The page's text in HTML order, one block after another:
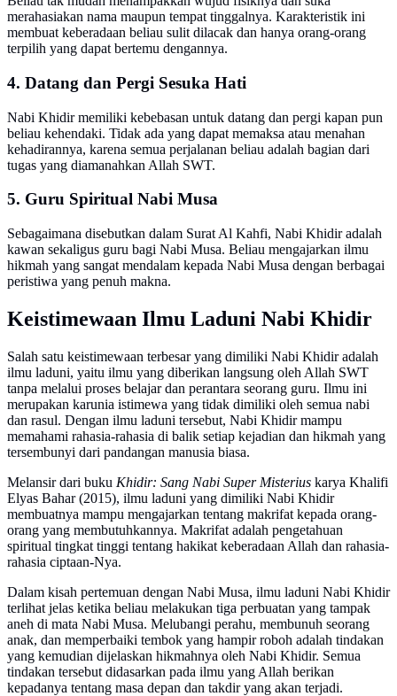
merahasiakan nama maupun tempat tinggalnya. Karakteristik ini
membuat keberadaan beliau sulit dilacak dan hanya orang-orang
terpilih yang dapat bertemu dengannya.
4. Datang dan Pergi Sesuka Hati
Nabi Khidir memiliki kebebasan untuk datang dan pergi kapan pun
beliau kehendaki. Tidak ada yang dapat memaksa atau menahan
kehadirannya, karena semua perjalanan beliau adalah bagian dari
tugas yang diamanahkan Allah SWT.
5. Guru Spiritual Nabi Musa
Sebagaimana disebutkan dalam Surat Al Kahfi, Nabi Khidir adalah
kawan sekaligus guru bagi Nabi Musa. Beliau mengajarkan ilmu
hikmah yang sangat mendalam kepada Nabi Musa dengan berbagai
peristiwa yang penuh makna.
Keistimewaan Ilmu Laduni Nabi Khidir
Salah satu keistimewaan terbesar yang dimiliki Nabi Khidir adalah
ilmu laduni, yaitu ilmu yang diberikan langsung oleh Allah SWT
tanpa melalui proses belajar dan perantara seorang guru. Ilmu ini
merupakan karunia istimewa yang tidak dimiliki oleh semua nabi
dan rasul. Dengan ilmu laduni tersebut, Nabi Khidir mampu
memahami rahasia-rahasia di balik setiap kejadian dan hikmah yang
tersembunyi dari pandangan manusia biasa.
Melansir dari buku Khidir: Sang Nabi Super Misterius karya Khalifi
Elyas Bahar (2015), ilmu laduni yang dimiliki Nabi Khidir
membuatnya mampu mengajarkan tentang makrifat kepada orang-
orang yang membutuhkannya. Makrifat adalah pengetahuan
spiritual tingkat tinggi tentang hakikat keberadaan Allah dan rahasia-
rahasia ciptaan-Nya.
Dalam kisah pertemuan dengan Nabi Musa, ilmu laduni Nabi Khidir
terlihat jelas ketika beliau melakukan tiga perbuatan yang tampak
aneh di mata Nabi Musa. Melubangi perahu, membunuh seorang
anak, dan memperbaiki tembok yang hampir roboh adalah tindakan
yang kemudian dijelaskan hikmahnya oleh Nabi Khidir. Semua
tindakan tersebut didasarkan pada ilmu yang Allah berikan
kepadanya tentang masa depan dan takdir yang akan terjadi.